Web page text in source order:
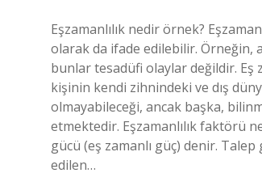
Eşzamanlılık nedir örnek?
olarak da ifade edilebilir. Örneğin,
bunlar tesadüfi olaylar değildir. Eş
kişinin kendi zihnindeki ve dış
olmayabileceği, ancak başka,
etmektedir. Eşzamanlılık faktörü
gücü (eş zamanlı güç) denir.
edilen…